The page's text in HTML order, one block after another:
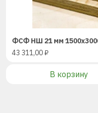
ФСФ НШ 21 мм
43 311,00₽
В корзину